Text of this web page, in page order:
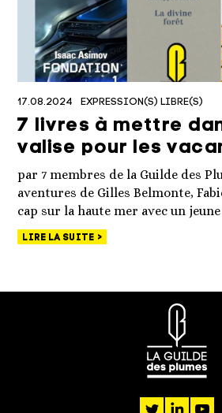
17.08.2024 EXPRESSION(S) LIBRE(S)
7 livres à mettre
valise pour les
par 7 membres de la Guilde des
aventures de Gilles Belmonte,
cap sur la haute mer avec un
LIRE LA SUITE
twitter